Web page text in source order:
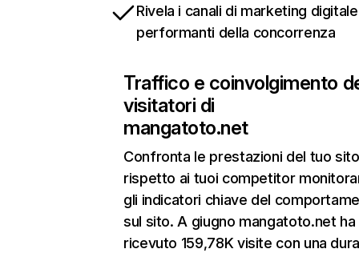
Rivela i canali di marketing
performanti della concorrenza
Traffico e coinvolgimento
visitatori di
mangatoto.net
Confronta le prestazioni del tuo
rispetto ai tuoi competitor
gli indicatori chiave del
sul sito. A giugno mangatoto.net ha
ricevuto 159,78K visite con una